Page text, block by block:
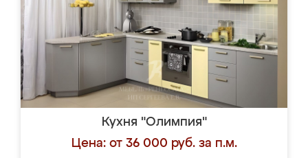
Кухня "Олимпия"
Цена: от 36 000 руб. за п.м.